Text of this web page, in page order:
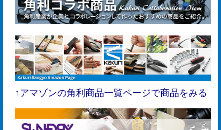
↑アマゾンの角利商品一覧ページで商品をみる